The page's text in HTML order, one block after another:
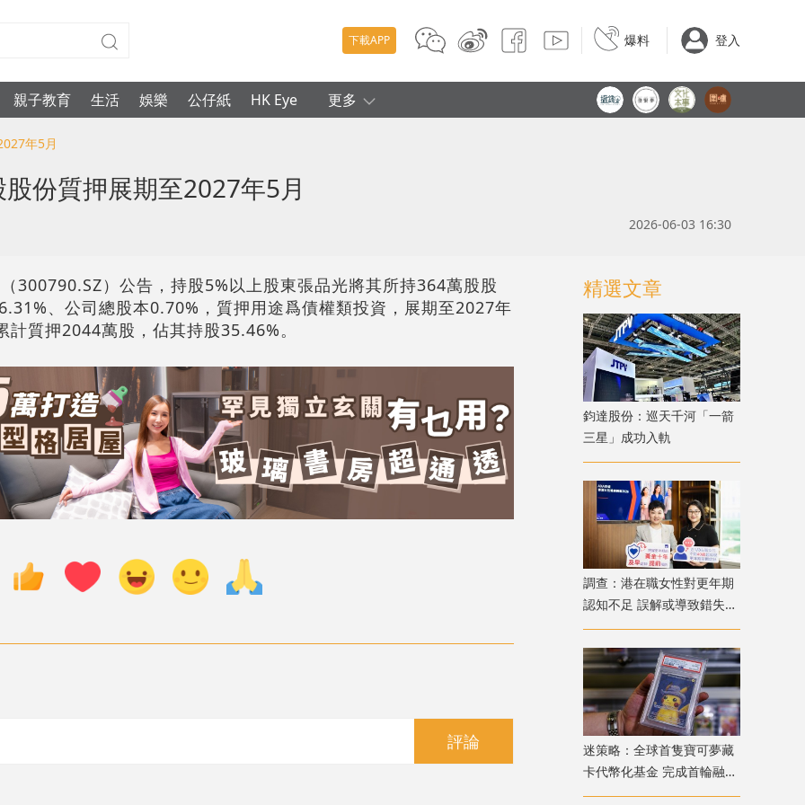
下載APP 爆料 登入
親子教育 生活 娛樂 公仔紙 HK Eye 更多
年5月
份質押展期至2027年5月
2026-06-03 16:30
300790.SZ）公告，持股5%以上股東張品光將其所持364萬股股
、公司總股本0.70%，質押用途爲債權類投資，展期至2027年
質押2044萬股，佔其持股35.46%。
評論
精選文章
鈞達股份：巡天千河「一箭
三星」成功入軌
調查：港在職女性對更年期
認知不足 誤解或導致錯失
「黃金預防期」
迷策略：全球首隻寶可夢藏
卡代幣化基金 完成首輪融資
兼獲超購